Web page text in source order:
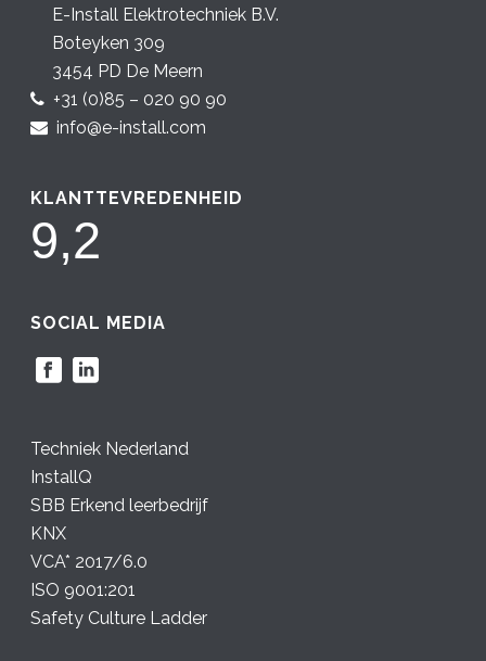
E-Install Elektrotechniek B.V.
Boteyken 309
3454 PD De Meern
+31 (0)85 – 020 90 90
info@e-install.com
KLANTTEVREDENHEID
9,2
SOCIAL MEDIA
Techniek Nederland
InstallQ
SBB Erkend leerbedrijf
KNX
VCA* 2017/6.0
ISO 9001:201
Safety Culture Ladder